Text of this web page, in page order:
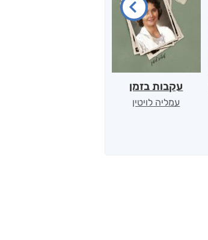
עקבות בזמן
עמליה לויטין